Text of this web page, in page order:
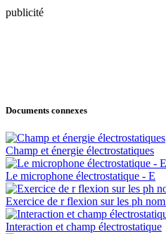
publicité
Documents connexes
Champ et énergie électrostatiques
Le microphone électrostatique - E
Exercice de r flexion sur les ph
Interaction et champ électrostatique